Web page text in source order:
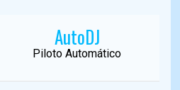
AutoDJ
Piloto Automático